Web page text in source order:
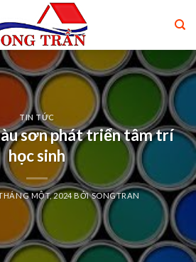
TIN TỨC
sơn phát triển tâm trí
học sinh
MỘT, 2024BỞISONGTRAN